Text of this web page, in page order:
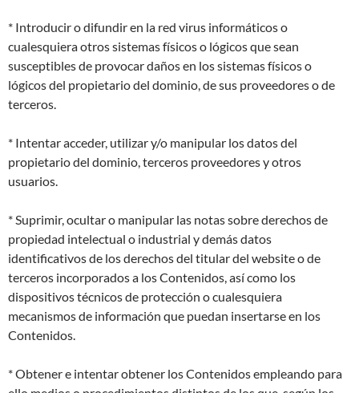
* Introducir o difundir en la red virus informáticos o
cualesquiera otros sistemas físicos o lógicos que sean
susceptibles de provocar daños en los sistemas físicos o
lógicos del propietario del dominio, de sus proveedores o de
terceros.
* Intentar acceder, utilizar y/o manipular los datos del
propietario del dominio, terceros proveedores y otros
usuarios.
* Suprimir, ocultar o manipular las notas sobre derechos de
propiedad intelectual o industrial y demás datos
identificativos de los derechos del titular del website o de
terceros incorporados a los Contenidos, así como los
dispositivos técnicos de protección o cualesquiera
mecanismos de información que puedan insertarse en los
Contenidos.
* Obtener e intentar obtener los Contenidos empleando para